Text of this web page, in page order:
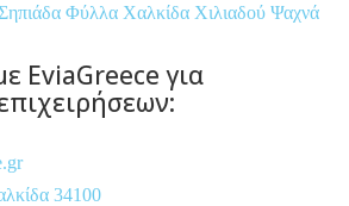
Φύλλα Χαλκίδα Χιλιαδού Ψαχνά
EviaGreece για
34100